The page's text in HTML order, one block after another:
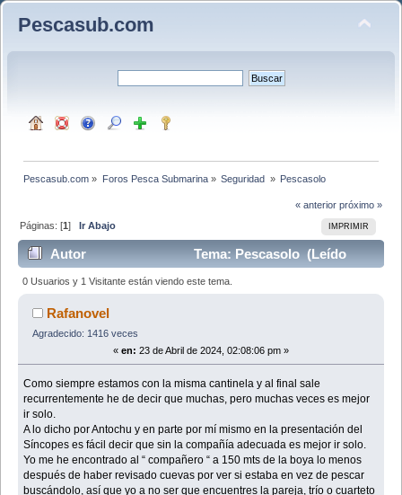
Pescasub.com
Pescasub.com » Foros Pesca Submarina» Seguridad » Pescasolo
« anterior próximo »
IMPRIMIR
Páginas: [1]Ir Abajo
Autor
Tema: Pescasolo (Leído
30203 veces)
0 Usuarios y 1 Visitante están viendo este tema.
Rafanovel
Agradecido: 1416 veces
« en: 23 de Abril de 2024, 02:08:06 pm »
Como siempre estamos con la misma cantinela y al final sale
recurrentemente he de decir que muchas, pero muchas veces es mejor
ir solo.
A lo dicho por Antochu y en parte por mí mismo en la presentación del
Síncopes es fácil decir que sin la compañía adecuada es mejor ir solo.
Yo me he encontrado al “ compañero “ a 150 mts de la boya lo menos
después de haber revisado cuevas por ver si estaba en vez de pescar
buscándolo, así que yo a no ser que encuentres la pareja, trío o cuarteto